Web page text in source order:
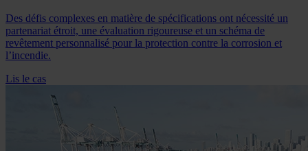
Des défis complexes en matière de spécifications ont nécessité un
partenariat étroit, une évaluation rigoureuse et un schéma de
revêtement personnalisé pour la protection contre la corrosion et
l’incendie.
Lis le cas